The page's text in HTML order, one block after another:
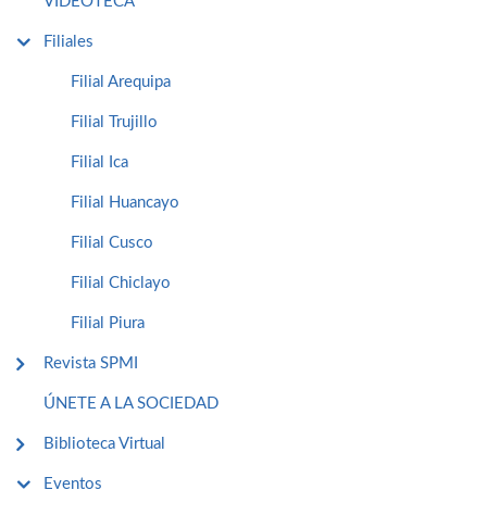
Filiales
Filial Arequipa
Filial Trujillo
Filial Ica
Filial Huancayo
Filial Cusco
Filial Chiclayo
Filial Piura
Revista SPMI
ÚNETE A LA SOCIEDAD
Biblioteca Virtual
Eventos